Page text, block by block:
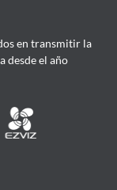
en transmitir la
desde el año